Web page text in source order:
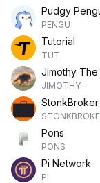
Pudgy
PENGU
Tutorial
TUT
Jimothy
JIMOTHY
StonkBroker
Pons
PONS
Pi Network
PI